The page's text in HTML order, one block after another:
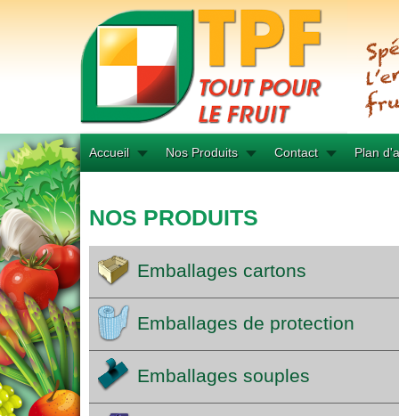
Accueil Nos Produits Contact Plan
NOS PRODUITS
Emballages cartons
Emballages de protection
Emballages souples